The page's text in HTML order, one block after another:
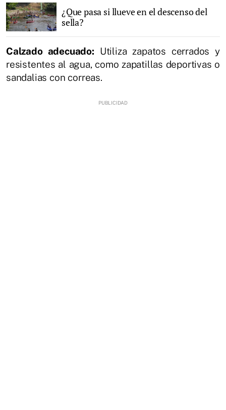
¿Que pasa si llueve en el descenso del
sella?
Calzado adecuado: Utiliza zapatos cerrados y
resistentes al agua, como zapatillas deportivas o
sandalias con correas.